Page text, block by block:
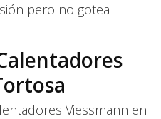
pero no gotea
Viessmann en